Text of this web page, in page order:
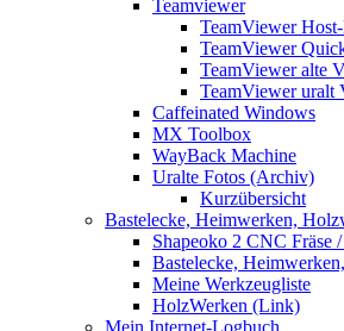
Teamviewer
TeamViewer
TeamViewer
TeamViewer alte
TeamViewer uralt
Caffeinated Windows
MX Toolbox
WayBack Machine
Uralte Fotos (Archiv)
Kurzübersicht
Bastelecke, Heimwerken,
Shapeoko 2 CNC Fräse
Bastelecke,
Meine Werkzeugliste
HolzWerken (Link)
Mein Internet-Logbuch